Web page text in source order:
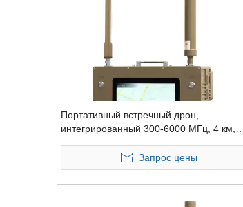
Портативный встречный дрон,
интегрированный 300-6000 МГц, 4 км,
обнаружение 3 км, помеха
Запрос цены